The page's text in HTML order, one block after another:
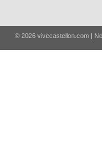
© 2026 vivecastellon.com |